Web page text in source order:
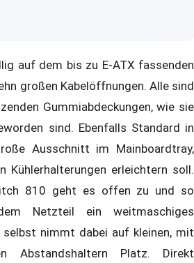
auf dem bis zu E-ATX fassenden
großen Kabelöffnungen. Alle sind
Gummiabdeckungen, wie sie
sind. Ebenfalls Standard in
Ausschnitt im Mainboardtray,
Kühlerhalterungen erleichtern soll.
810 geht es offen zu und so
Netzteil ein weitmaschiges
nimmt dabei auf kleinen, mit
Abstandshaltern Platz. Direkt